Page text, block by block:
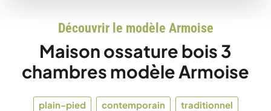
Découvrir le modèle Armoise
Maison ossature bois 3
chambres modèle Armoise
plain-pied contemporain traditionnel